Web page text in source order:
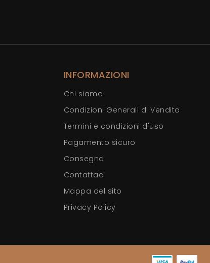
INFORMAZIONI
Chi siamo
Condizioni Generali di Vendita
Termini e condizioni d'uso
Pagamento sicuro
Consegna
Contattaci
Mappa del sito
Privacy Policy